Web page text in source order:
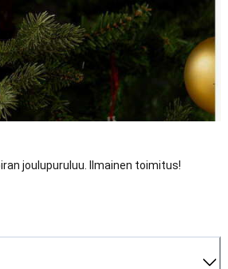
joulupuruluu. Ilmainen toimitus!